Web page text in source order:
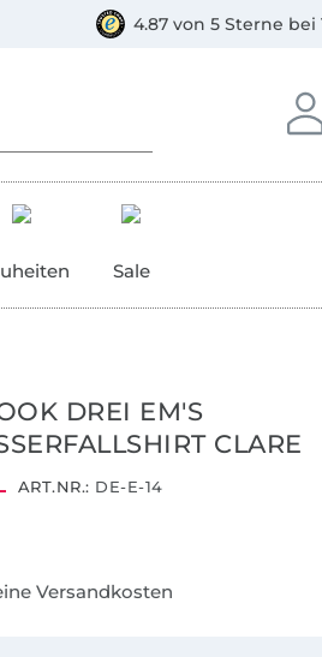
4.87 von 5 Sterne bei
In
Sale
DREI EM'S
CLARE
ART.NR.: DE-E-14
Versandkosten